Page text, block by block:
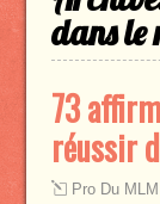
dans le
73
réussir
Pro Du MLM